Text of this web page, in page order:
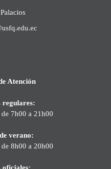
Atención
regulares:
7h00 a 21h00
verano:
8h00 a 20h00
oficiales: